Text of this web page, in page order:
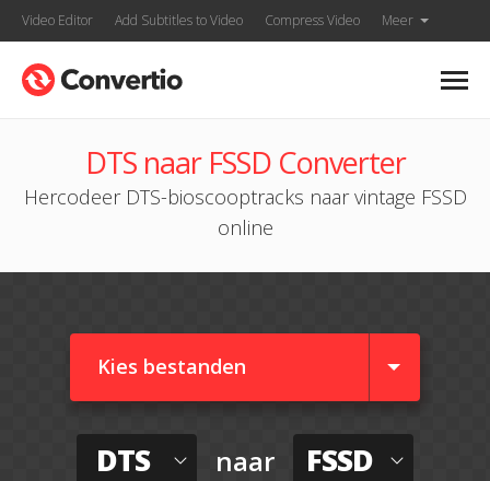
Video Editor Add Subtitles to Video Compress Video Meer
DTS naar FSSD Converter
Hercodeer DTS-bioscooptracks naar vintage FSSD
online
Kies bestanden
DTS naar FSSD